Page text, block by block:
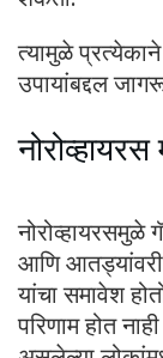
त्यामुळे
उपायांबद्दल
नोरोव्हायरसमुळे
आणि
यांचा समावेश
परिणाम होत